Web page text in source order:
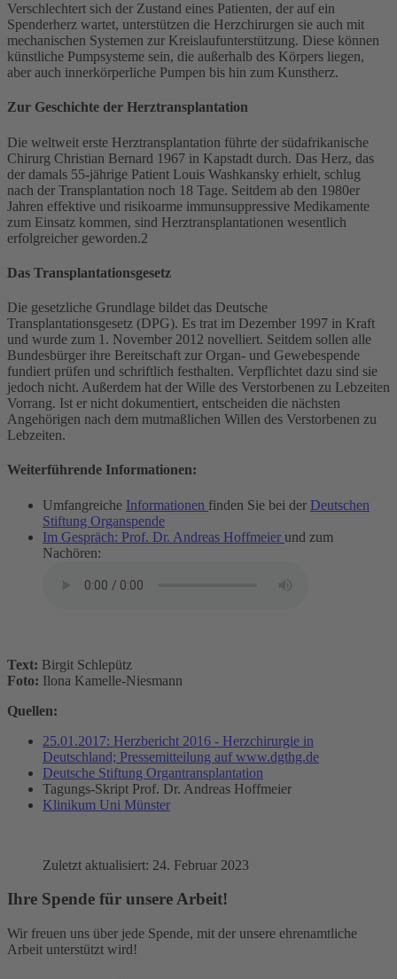
Verschlechtert sich der Zustand eines Patienten, der auf ein
Spenderherz wartet, unterstützen die Herzchirurgen sie auch mit
mechanischen Systemen zur Kreislaufunterstützung. Diese können
künstliche Pumpsysteme sein, die außerhalb des Körpers liegen,
aber auch innerkörperliche Pumpen bis hin zum Kunstherz.
Zur Geschichte der Herztransplantation
Die weltweit erste Herztransplantation führte der südafrikanische
Chirurg Christian Bernard 1967 in Kapstadt durch. Das Herz, das
der damals 55-jährige Patient Louis Washkansky erhielt, schlug
nach der Transplantation noch 18 Tage. Seitdem ab den 1980er
Jahren effektive und risikoarme immunsuppressive Medikamente
zum Einsatz kommen, sind Herztransplantationen wesentlich
erfolgreicher geworden.2
Das Transplantationsgesetz
Die gesetzliche Grundlage bildet das Deutsche
Transplantationsgesetz (DPG). Es trat im Dezember 1997 in Kraft
und wurde zum 1. November 2012 novelliert. Seitdem sollen alle
Bundesbürger ihre Bereitschaft zur Organ- und Gewebespende
fundiert prüfen und schriftlich festhalten. Verpflichtet dazu sind sie
jedoch nicht. Außerdem hat der Wille des Verstorbenen zu Lebzeiten
Vorrang. Ist er nicht dokumentiert, entscheiden die nächsten
Angehörigen nach dem mutmaßlichen Willen des Verstorbenen zu
Lebzeiten.
Weiterführende Informationen:
Umfangreiche Informationen finden Sie bei der Deutschen
Stiftung Organspende
Im Gespräch: Prof. Dr. Andreas Hoffmeier und zum
Nachören:
Text: Birgit Schlepütz
Foto: Ilona Kamelle-Niesmann
Quellen:
25.01.2017: Herzbericht 2016 - Herzchirurgie in
Deutschland; Pressemitteilung auf www.dgthg.de
Deutsche Stiftung Organtransplantation
Tagungs-Skript Prof. Dr. Andreas Hoffmeier
Klinikum Uni Münster
Zuletzt aktualisiert: 24. Februar 2023
Ihre Spende für unsere Arbeit!
Wir freuen uns über jede Spende, mit der unsere ehrenamtliche
Arbeit unterstützt wird!